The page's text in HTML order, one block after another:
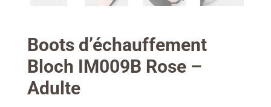
Boots d’échauffement
Bloch IM009B Rose –
Adulte